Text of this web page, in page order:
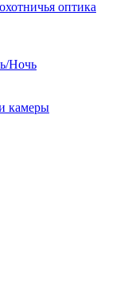
оптика
Ночь
камеры